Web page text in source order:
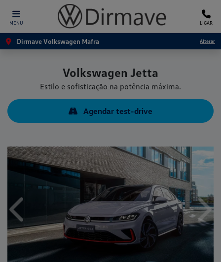
MENU LIGAR
Dirmave Volkswagen Mafra Alterar
Volkswagen Jetta
Estilo e sofisticação na potência máxima.
Agendar test-drive
Anterior